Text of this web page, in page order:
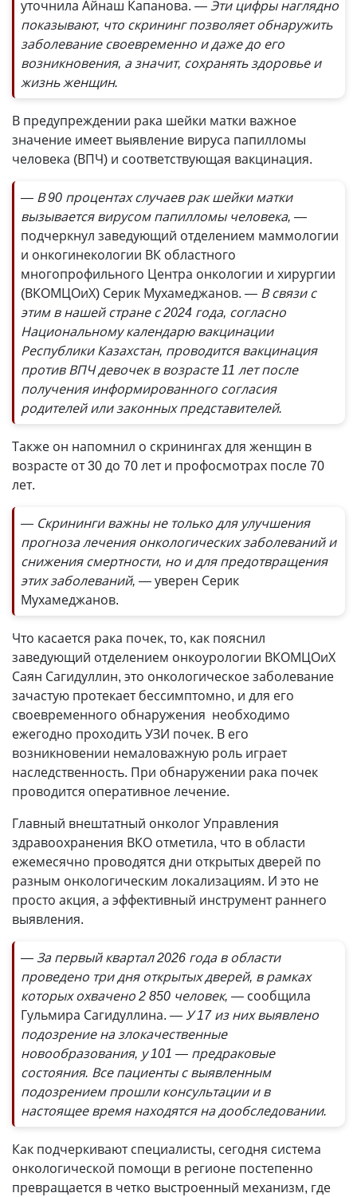
уточнила Айнаш Капанова. — Эти цифры наглядно
показывают, что скрининг позволяет обнаружить
заболевание своевременно и даже до его
возникновения, а значит, сохранять здоровье и
жизнь женщин.
В предупреждении рака шейки матки важное
значение имеет выявление вируса папилломы
человека (ВПЧ) и соответствующая вакцинация.
— В 90 процентах случаев рак шейки матки
вызывается вирусом папилломы человека, —
подчеркнул заведующий отделением маммологии
и онкогинекологии ВК областного
многопрофильного Центра онкологии и хирургии
(ВКОМЦОиХ) Серик Мухамеджанов. — В связи с
этим в нашей стране с 2024 года, согласно
Национальному календарю вакцинации
Республики Казахстан, проводится вакцинация
против ВПЧ девочек в возрасте 11 лет после
получения информированного согласия
родителей или законных представителей.
Также он напомнил о скринингах для женщин в
возрасте от 30 до 70 лет и профосмотрах после 70
лет.
— Скрининги важны не только для улучшения
прогноза лечения онкологических заболеваний и
снижения смертности, но и для предотвращения
этих заболеваний, —уверен Серик
Мухамеджанов.
Что касается рака почек, то, как пояснил
заведующий отделением онкоурологии ВКОМЦОиХ
Саян Сагидуллин, это онкологическое заболевание
зачастую протекает бессимптомно, и для его
своевременного обнаружения необходимо
ежегодно проходить УЗИ почек. В его
возникновении немаловажную роль играет
наследственность. При обнаружении рака почек
проводится оперативное лечение.
Главный внештатный онколог Управления
здравоохранения ВКО отметила, что в области
ежемесячно проводятся дни открытых дверей по
разным онкологическим локализациям. И это не
просто акция, а эффективный инструмент раннего
выявления.
— За первый квартал 2026 года в области
проведено три дня открытых дверей, в рамках
которых охвачено 2 850 человек, — сообщила
Гульмира Сагидуллина. — У 17 из них выявлено
подозрение на злокачественные
новообразования, у 101 — предраковые
состояния. Все пациенты с выявленным
подозрением прошли консультации и в
настоящее время находятся на дообследовании.
Как подчеркивают специалисты, сегодня система
онкологической помощи в регионе постепенно
превращается в четко выстроенный механизм, где